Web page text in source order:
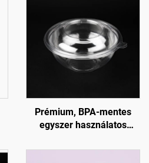
Prémium, BPA-mentes
egyszer használatos